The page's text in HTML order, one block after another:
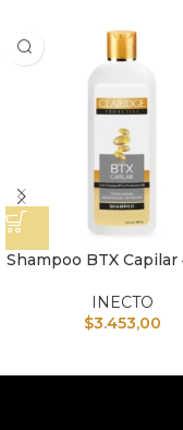
Shampoo BTX
INECTO
$3.453,00